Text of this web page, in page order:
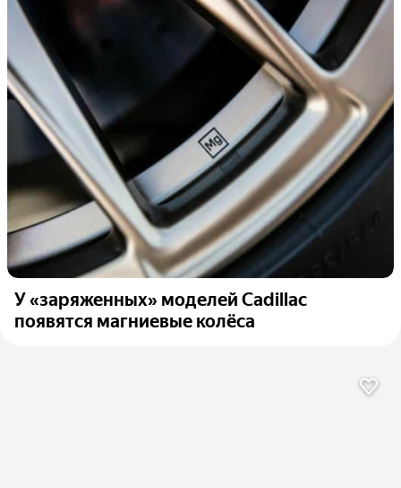
У «заряженных» моделей Cadillac
появятся магниевые колёса